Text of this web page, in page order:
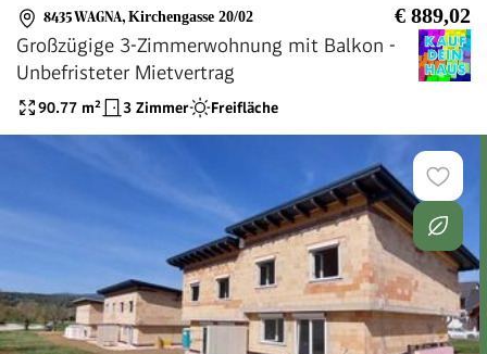
8435 WAGNA, Kirchengasse 20/02 € 889,02
Großzügige 3-Zimmerwohnung mit Balkon -
Unbefristeter Mietvertrag
90.77 m² 3 Zimmer Freifläche